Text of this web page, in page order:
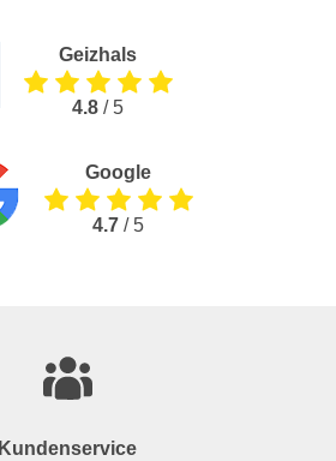
Geizhals
4.8 / 5
Google
4.7 / 5
Kundenservice